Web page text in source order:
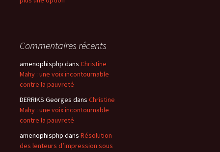
Commentaires récents
amenophisphp dans Christine
Mahy : une voix incontournable
contre la pauvreté
DERRIKS Georges dans Christine
Mahy : une voix incontournable
contre la pauvreté
amenophisphp dans Résolution
des lenteurs d’impression sous